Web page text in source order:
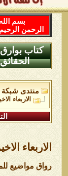
بسم الله
الرحمن الرحيم
كتاب بوارق
الحقائق
منتدى شبكة
الاربعاء
الاربعاء
رواق مواضيع